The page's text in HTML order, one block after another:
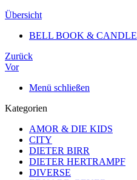
Übersicht
BELL BOOK & CANDLE
Zurück
Vor
Menü schließen
Kategorien
AMOR & DIE KIDS
CITY
DIETER BIRR
DIETER HERTRAMPF
DIVERSE